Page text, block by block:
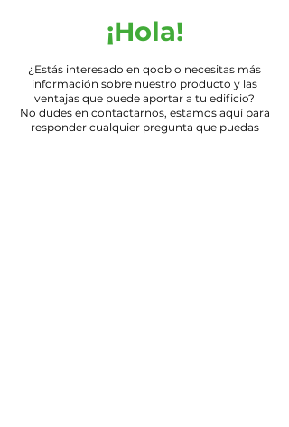
¡Hola!
¿Estás interesado en qoob o necesitas más
información sobre nuestro producto y las
ventajas que puede aportar a tu edificio?
No dudes en contactarnos, estamos aquí para
responder cualquier pregunta que puedas